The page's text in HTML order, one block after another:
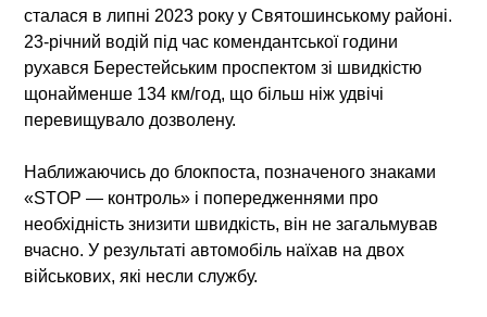
сталася в липні 2023 року у Святошинському районі.
23-річний водій під час комендантської години
рухався Берестейським проспектом зі швидкістю
щонайменше 134 км/год, що більш ніж удвічі
перевищувало дозволену.
Наближаючись до блокпоста, позначеного знаками
«STOP — контроль» і попередженнями про
необхідність знизити швидкість, він не загальмував
вчасно. У результаті автомобіль наїхав на двох
військових, які несли службу.